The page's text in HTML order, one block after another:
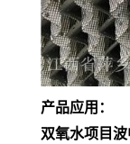
产品应用：
双氧水项目